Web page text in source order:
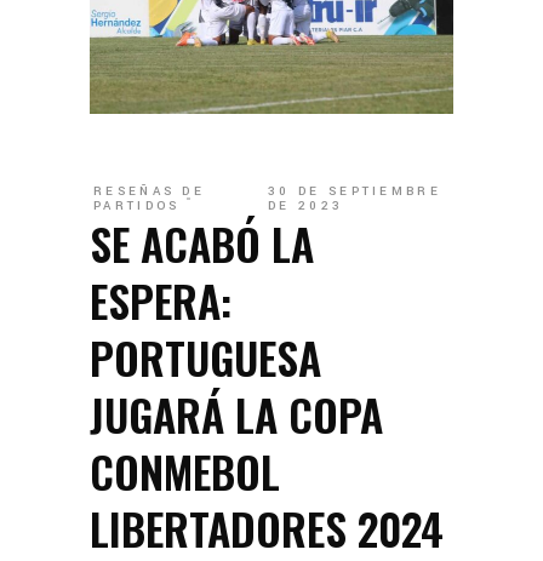
RESEÑAS DE
PARTIDOS
30 DE SEPTIEMBRE
DE 2023
SE ACABÓ LA
ESPERA:
PORTUGUESA
JUGARÁ LA COPA
CONMEBOL
LIBERTADORES 2024